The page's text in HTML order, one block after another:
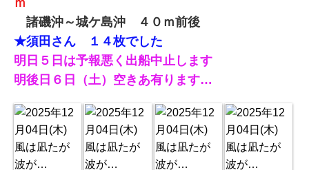
ｍ
諸磯沖～城ケ島沖 ４０ｍ前後
★須田さん １４枚でした
明日５日は予報悪く出船中止します
明後日６日（土）空きあ有ります…